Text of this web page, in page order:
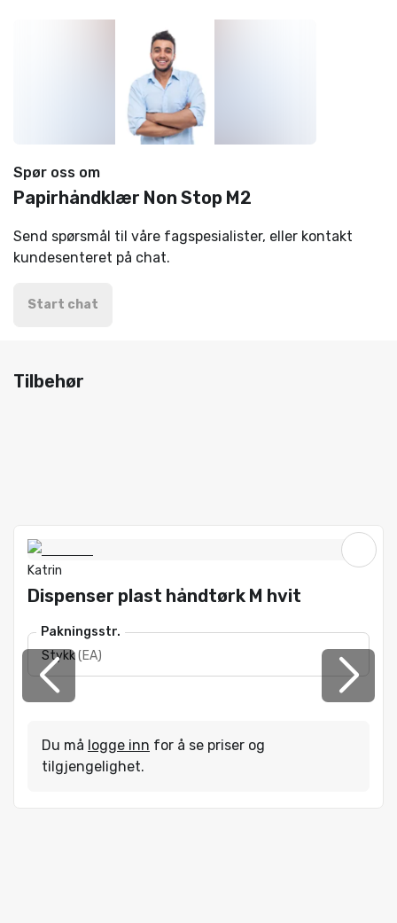
Spør oss om
Papirhåndklær Non Stop M2
Send spørsmål til våre fagspesialister, eller kontakt
kundesenteret på chat.
Start chat
Tilbehør
Katrin
Dispenser plast håndtørk M hvit
Pakningsstr.
Stykk(EA)
Du må logge inn for å se priser og
tilgjengelighet.